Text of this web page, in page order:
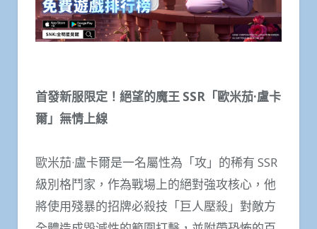
首發新服限定！絕望的魔王 SSR「歐米茄·盧卡
爾」無情上線
歐米茄·盧卡爾是一名屬性為「攻」的稀有 SSR
級別格鬥家，作為戰場上的絕對強攻核心，他
將使用殘暴的招牌必殺技「巨人壓殺」對敵方